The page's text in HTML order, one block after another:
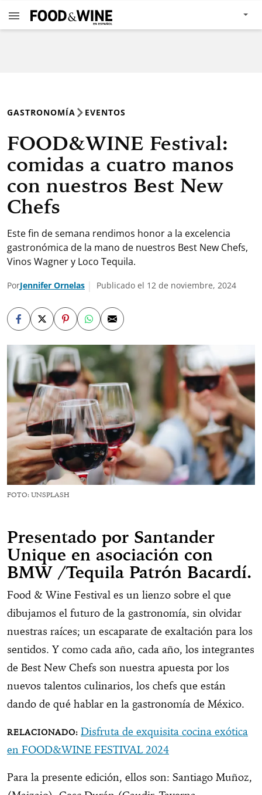
GASTRONOMÍA EVENTOS
FOOD&WINE Festival:
comidas a cuatro manos
con nuestros Best New
Chefs
Este fin de semana rendimos honor a la excelencia
gastronómica de la mano de nuestros Best New Chefs,
Vinos Wagner y Loco Tequila.
PorJennifer Ornelas Publicado el 12 de noviembre, 2024
FOTO: UNSPLASH
Presentado por Santander
Unique en asociación con
BMW /Tequila Patrón Bacardí.
Food & Wine Festival es un lienzo sobre el que
dibujamos el futuro de la gastronomía, sin olvidar
nuestras raíces; un escaparate de exaltación para los
sentidos. Y como cada año, cada año, los integrantes
de Best New Chefs son nuestra apuesta por los
nuevos talentos culinarios, los chefs que están
dando de qué hablar en la gastronomía de México.
Disfruta de exquisita cocina exótica
en FOOD&WINE FESTIVAL 2024
Para la presente edición, ellos son: Santiago Muñoz,